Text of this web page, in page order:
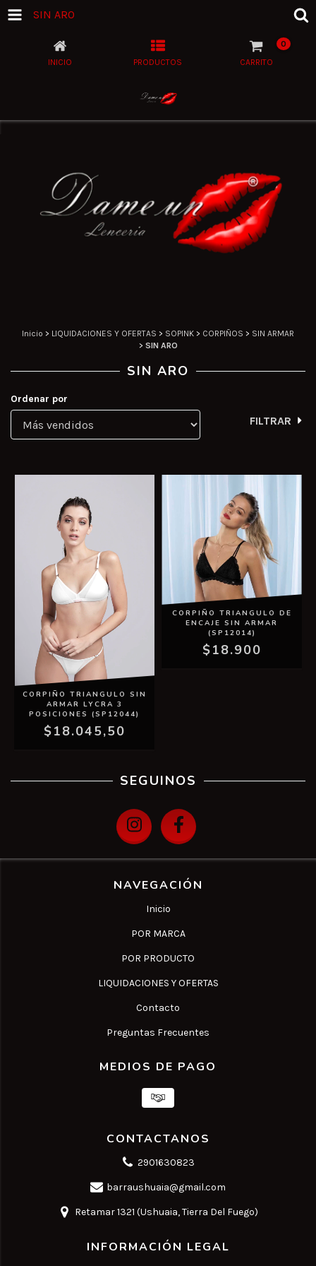
SIN ARO
INICIO PRODUCTOS CARRITO
0
Inicio > LIQUIDACIONES Y OFERTAS > SOPINK > CORPIÑOS > SIN ARMAR
> SIN ARO
SIN ARO
Ordenar por
FILTRAR
CORPIÑO TRIANGULO SIN
ARMAR LYCRA 3
POSICIONES (SP12044)
$18.045,50
CORPIÑO TRIANGULO DE
ENCAJE SIN ARMAR
(SP12014)
$18.900
SEGUINOS
NAVEGACIÓN
Inicio
POR MARCA
POR PRODUCTO
LIQUIDACIONES Y OFERTAS
Contacto
Preguntas Frecuentes
MEDIOS DE PAGO
CONTACTANOS
2901630823
barraushuaia@gmail.com
Retamar 1321 (Ushuaia, Tierra Del Fuego)
INFORMACIÓN LEGAL